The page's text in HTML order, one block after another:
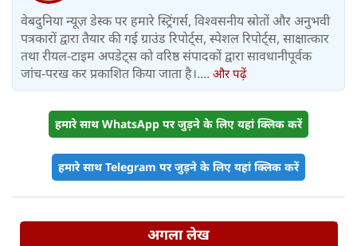
वेबदुनिया न्यूज़ डेस्क पर हमारे स्ट्रिंगर्स, विश्वसनीय स्रोतों और अनुभवी
पत्रकारों द्वारा तैयार की गई ग्राउंड रिपोर्ट्स, स्पेशल रिपोर्ट्स, साक्षात्कार
तथा रीयल-टाइम अपडेट्स को वरिष्ठ संपादकों द्वारा सावधानीपूर्वक
जांच-परख कर प्रकाशित किया जाता है।.... और पढ़ें
हमारे साथ WhatsApp पर जुड़ने के लिए यहां क्लिक करें
हमारे साथ Telegram पर जुड़ने के लिए यहां क्लिक करें
अगला लेख